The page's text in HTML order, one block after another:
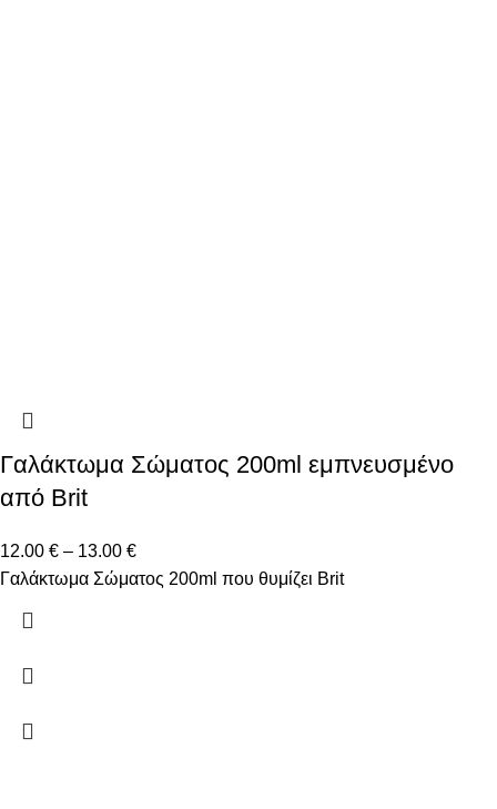
Γαλάκτωμα Σώματος 200ml εμπνευσμένο
από Brit
12.00 € – 13.00 €
Γαλάκτωμα Σώματος 200ml που θυμίζει Brit